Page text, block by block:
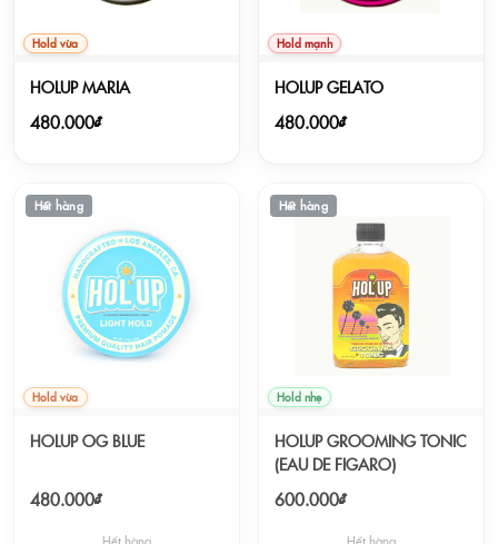
Hold vừa
HOLUP MARIA
480.000₫
Hold mạnh
HOLUP GELATO
480.000₫
Hết hàng
Hold vừa
HOLUP OG BLUE
480.000₫
Hết hàng
Hold nhẹ
HOLUP GROOMING TONIC
(EAU DE FIGARO)
600.000₫